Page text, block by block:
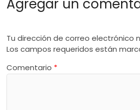
Agregar un
Tu dirección de correo electrónico
Los campos requeridos están
Comentario *